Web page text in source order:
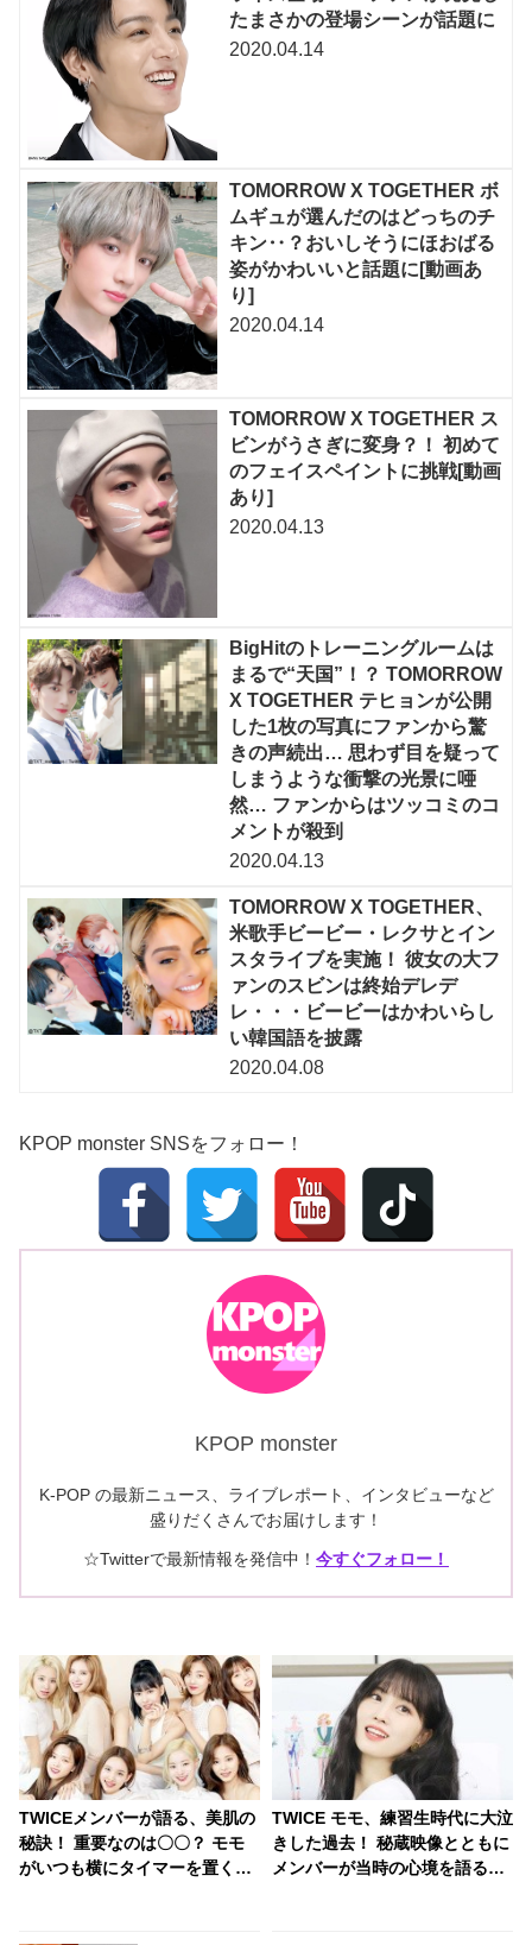
たまさかの登場シーンが話題に
2020.04.14
TOMORROW X TOGETHER ボ
ムギュが選んだのはどっちのチ
キン‥？おいしそうにほおばる
姿がかわいいと話題に[動画あ
り]
2020.04.14
TOMORROW X TOGETHER ス
ビンがうさぎに変身？！ 初めて
のフェイスペイントに挑戦[動画
あり]
2020.04.13
BigHitのトレーニングルームは
まるで“天国”！？ TOMORROW
X TOGETHER テヒョンが公開
した1枚の写真にファンから驚
きの声続出… 思わず目を疑って
しまうような衝撃の光景に唖
然… ファンからはツッコミのコ
メントが殺到
2020.04.13
TOMORROW X TOGETHER、
米歌手ビービー・レクサとイン
スタライブを実施！ 彼女の大フ
ァンのスビンは終始デレデ
レ・・・ビービーはかわいらし
い韓国語を披露
2020.04.08
KPOP monster SNSをフォロー！
KPOP monster
K-POP の最新ニュース、ライブレポート、インタビューなど
盛りだくさんでお届けします！
☆Twitterで最新情報を発信中！ 今すぐフォロー！
TWICEメンバーが語る、美肌の
秘訣！ 重要なのは〇〇？ モモ
がいつも横にタイマーを置く理
TWICE モモ、練習生時代に大泣
きした過去！ 秘蔵映像とともに
メンバーが当時の心境を語る